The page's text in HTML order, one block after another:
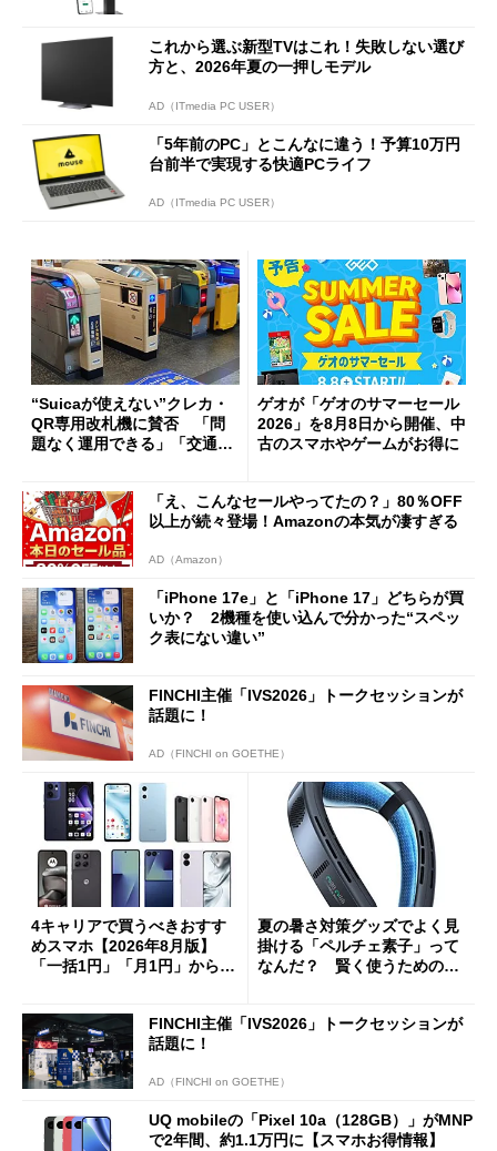
これから選ぶ新型TVはこれ！失敗しない選び
方と、2026年夏の一押しモデル
AD（ITmedia PC USER）
「5年前のPC」とこんなに違う！予算10万円
台前半で実現する快適PCライフ
AD（ITmedia PC USER）
“Suicaが使えない”クレカ・
QR専用改札機に賛否 「問
題なく運用できる」「交通系I
ゲオが「ゲオのサマーセール
2026」を8月8日から開催、中
古のスマホやゲームがお得に
「え、こんなセールやってたの？」80％OFF
以上が続々登場！Amazonの本気が凄すぎる
AD（Amazon）
「iPhone 17e」と「iPhone 17」どちらが買
いか？ 2機種を使い込んで分かった“スペッ
ク表にない違い”
FINCHI主催「IVS2026」トークセッションが
話題に！
AD（FINCHI on GOETHE）
4キャリアで買うべきおすす
めスマホ【2026年8月版】
「一括1円」「月1円」からお
夏の暑さ対策グッズでよく見
掛ける「ペルチェ素子」って
なんだ？ 賢く使うための注
FINCHI主催「IVS2026」トークセッションが
話題に！
AD（FINCHI on GOETHE）
UQ mobileの「Pixel 10a（128GB）」がMNP
で2年間、約1.1万円に【スマホお得情報】